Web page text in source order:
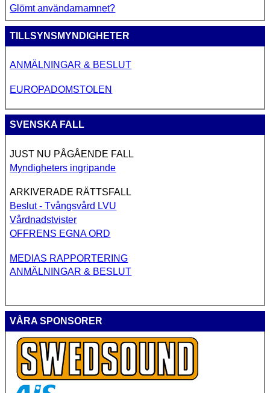
Glömt användarnamnet?
TILLSYNSMYNDIGHETER
ANMÄLNINGAR & BESLUT
EUROPADOMSTOLEN
SVENSKA FALL
JUST NU PÅGÅENDE FALL
Myndigheters ingripande
ARKIVERADE RÄTTSFALL
Beslut - Tvångsvård LVU
Vårdnadstvister
OFFRENS EGNA ORD
MEDIAS RAPPORTERING
ANMÄLNINGAR & BESLUT
VÅRA SPONSORER